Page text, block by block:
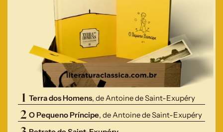
1 Terra dos Homens, de Antoine de Saint-Exupéry
2 O Pequeno Príncipe, de Antoine de Saint-Exupéry